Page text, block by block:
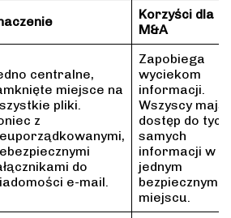
Korzyści dla
M&A
centralne,
miejsce na
pliki.
z
do
e-mail.
Zapobiega
wyciekom
informacji.
Wszyscy mają
dostęp do tych
samych
informacji w
jednym
bezpiecznym
miejscu.